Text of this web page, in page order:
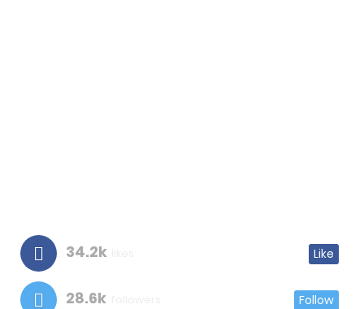
34.2k Like
28.6k Follow